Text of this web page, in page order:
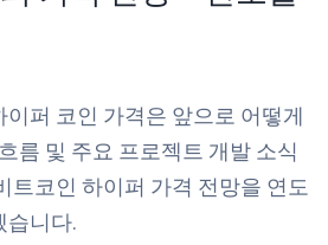
퍼 코인 가격은 앞으로 어떻게
름 및 주요 프로젝트 개발 소식
트코인 하이퍼 가격 전망을 연도
습니다.